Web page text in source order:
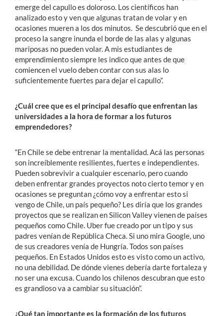
emerge del capullo es doloroso. Los científicos han
analizado esto y ven que algunas tratan de volar y en
ocasiones mueren a los dos minutos. Se descubrió que en el
proceso la sangre inunda el borde de las alas y algunas
mariposas no pueden volar. A mis estudiantes de
emprendimiento siempre les indico que antes de que
comiencen el vuelo deben contar con sus alas lo
suficientemente fuertes para dejar el capullo”.
¿Cuál cree que es el principal desafío que enfrentan las
universidades a la hora de formar a los futuros
emprendedores?
“En Chile se debe entrenar la mentalidad. Acá las personas
son increíblemente resilientes, fuertes e independientes.
Pueden sobrevivir a cualquier escenario, pero cuando
deben enfrentar grandes proyectos noto cierto temor y en
ocasiones se preguntan ¿cómo voy a enfrentar esto si
vengo de Chile, un país pequeño? Les diría que los grandes
proyectos que se realizan en Silicon Valley vienen de países
pequeños como Chile. Uber fue creado por un tipo y sus
padres venían de República Checa. Si uno mira Google, uno
de sus creadores venía de Hungría. Todos son países
pequeños. En Estados Unidos esto es visto como un activo,
no una debilidad. De dónde vienes debería darte fortaleza y
no ser una excusa. Cuando los chilenos descubran que esto
es grandioso va a cambiar su situación”.
¿Qué tan importante es la formación de los futuros